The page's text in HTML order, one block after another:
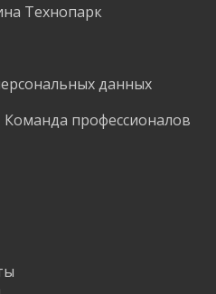
Технопарк
данных
профессионалов